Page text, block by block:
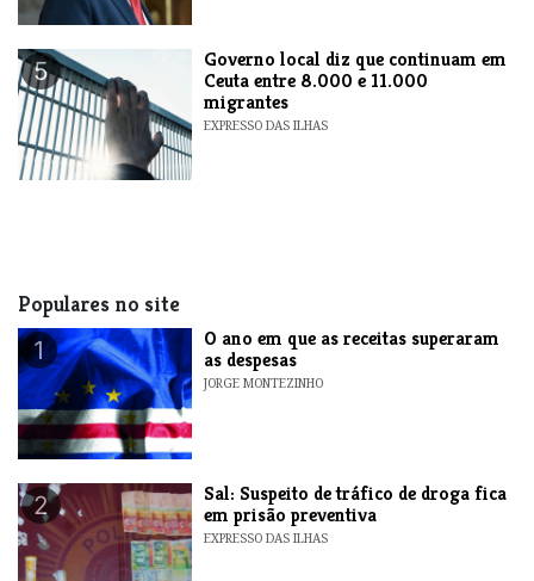
5
​Governo local diz que continuam em
Ceuta entre 8.000 e 11.000
migrantes
EXPRESSO DAS ILHAS
Populares no site
1
O ano em que as receitas superaram
as despesas
JORGE MONTEZINHO
2
​Sal: Suspeito de tráfico de droga fica
em prisão preventiva
EXPRESSO DAS ILHAS